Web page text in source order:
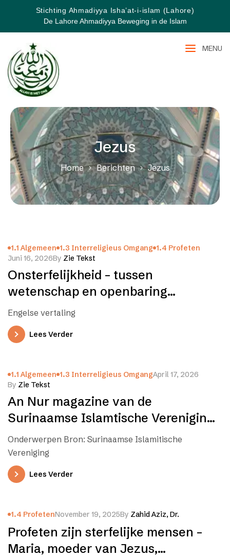
Stichting Ahmadiyya Isha’at-i-islam (Lahore)
De Lahore Ahmadiyya Beweging in de Islam
MENU
Jezus
Home Berichten Jezus
1.1 Algemeen 1.3 Interreligieus Omgang 1.4 Profeten
Juni 16, 2026By Zie Tekst
Onsterfelijkheid – tussen
wetenschap en openbaring
(Nederlands en Engels)
Engelse vertaling
Lees Verder
1.1 Algemeen 1.3 Interreligieus OmgangApril 17, 2026
By Zie Tekst
An Nur magazine van de
Surinaamse Islamtische Vereniging
(SIV) – April
Onderwerpen Bron: Surinaamse Islamitische
Vereniging
Lees Verder
1.4 ProfetenNovember 19, 2025By Zahid Aziz, Dr.
Profeten zijn sterfelijke mensen –
Maria, moeder van Jezus,